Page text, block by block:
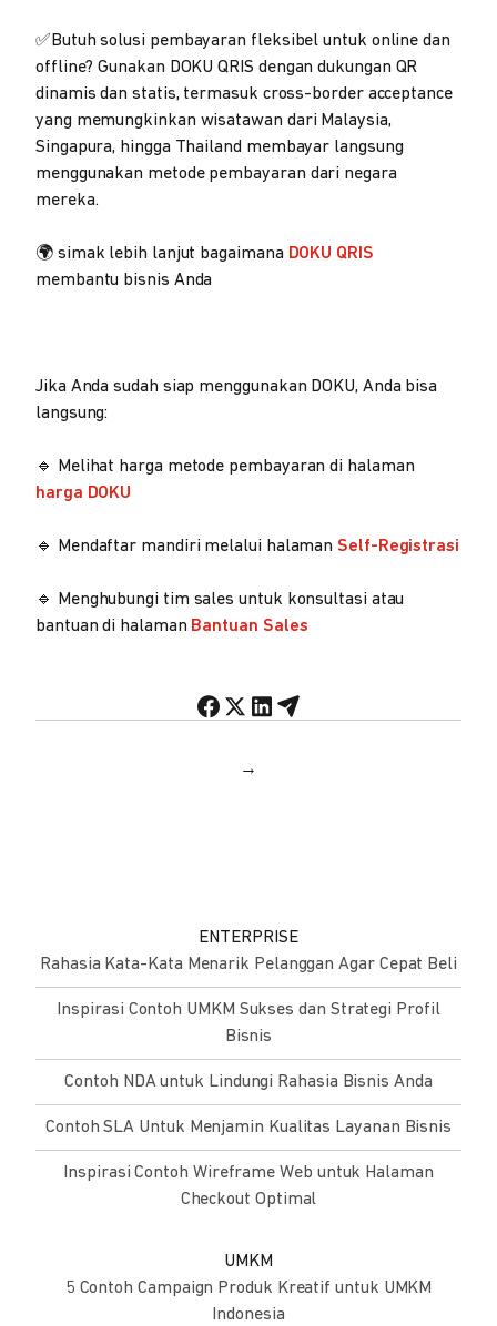
✅Butuh solusi pembayaran fleksibel untuk online dan
offline? Gunakan DOKU QRIS dengan dukungan QR
dinamis dan statis, termasuk cross-border acceptance
yang memungkinkan wisatawan dari Malaysia,
Singapura, hingga Thailand membayar langsung
menggunakan metode pembayaran dari negara
mereka.
🌍 simak lebih lanjut bagaimana DOKU QRIS
membantu bisnis Anda
Jika Anda sudah siap menggunakan DOKU, Anda bisa
langsung:
🔹 Melihat harga metode pembayaran di halaman
harga DOKU
🔹 Mendaftar mandiri melalui halaman Self-Registrasi
🔹 Menghubungi tim sales untuk konsultasi atau
bantuan di halaman Bantuan Sales
→
ENTERPRISE
Rahasia Kata-Kata Menarik Pelanggan Agar Cepat Beli
Inspirasi Contoh UMKM Sukses dan Strategi Profil
Bisnis
Contoh NDA untuk Lindungi Rahasia Bisnis Anda
Contoh SLA Untuk Menjamin Kualitas Layanan Bisnis
Inspirasi Contoh Wireframe Web untuk Halaman
Checkout Optimal
UMKM
5 Contoh Campaign Produk Kreatif untuk UMKM
Indonesia